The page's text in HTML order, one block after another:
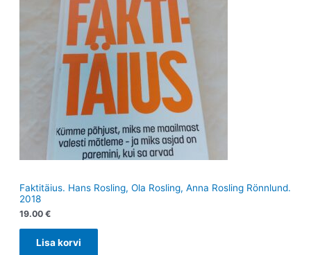
Faktitäius. Hans Rosling, Ola Rosling, Anna Rosling Rönnlund.
2018
19.00 €
Lisa korvi